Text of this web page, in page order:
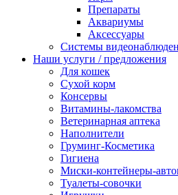
Препараты
Аквариумы
Аксессуары
Cистемы
Наши услуги / предложения
Для кошек
Сухой корм
Консервы
Витамины-лакомства
Ветеринарная аптека
Наполнители
Груминг-Косметика
Гигиена
Миски-контейнеры-
Туалеты-совочки